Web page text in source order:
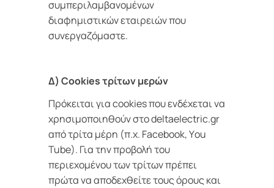
συμπεριλαμβανομένων
διαφημιστικών εταιρειών που
συνεργαζόμαστε.
Δ) Cookies τρίτων μερών
Πρόκειται για cookies που ενδέχεται να
χρησιμοποιηθούν στο deltaelectric.gr
από τρίτα μέρη (π.χ. Facebook, Υou
Tube). Για την προβολή του
περιεχομένου των τρίτων πρέπει
πρώτα να αποδεχθείτε τους όρους και